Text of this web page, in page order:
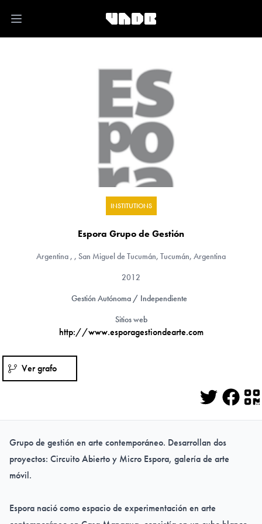
Open main menu
INSTITUTIONS
Espora Grupo de Gestión
Argentina , , San Miguel de Tucumán, Tucumán, Argentina
2012
Gestión Autónoma / Independiente
Sitios web
http://www.esporagestiondearte.com
Ver grafo
Twitter
Grupo de gestión en arte contemporáneo. Desarrollan dos
proyectos: Circuito Abierto y Micro Espora, galería de arte
móvil.
Espora nació como espacio de experimentación en arte